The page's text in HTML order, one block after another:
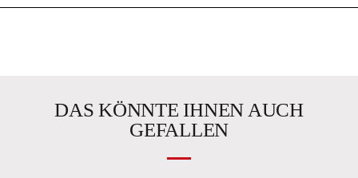
DAS KÖNNTE IHNEN AUCH
GEFALLEN